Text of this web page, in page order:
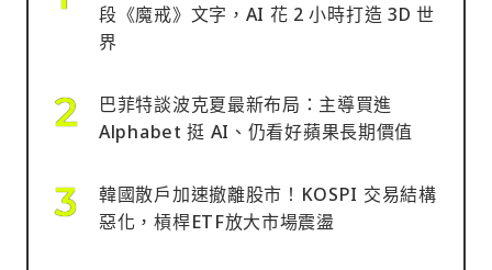
段《魔戒》文字，AI 花 2 小時打造 3D 世
界
巴菲特談波克夏最新布局：主導買進
Alphabet 挺 AI、仍看好蘋果長期價值
韓國散戶加速撤離股市！KOSPI 交易結構
惡化，槓桿ETF放大市場震盪